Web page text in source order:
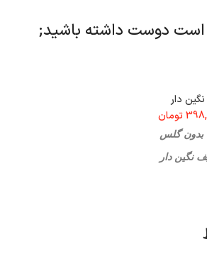
دوست داشته باشید;
دار
تومان
بدون گلس
نگین دار